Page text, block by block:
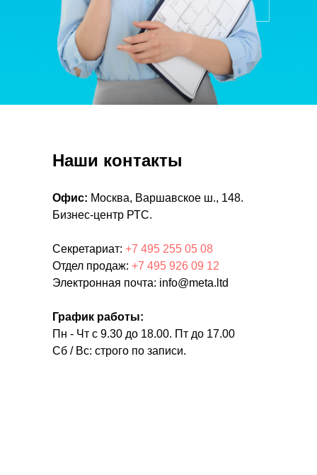
Офис: Москва, Варшавское ш., 148.
Бизнес-центр РТС.
Секретариат: +7 495 255 05 08
Отдел продаж: +7 495 926 09 12
Электронная почта: info@meta.ltd
График работы:
Пн - Чт с 9.30 до 18.00. Пт до 17.00
Сб / Вс: строго по записи.
Наши контакты